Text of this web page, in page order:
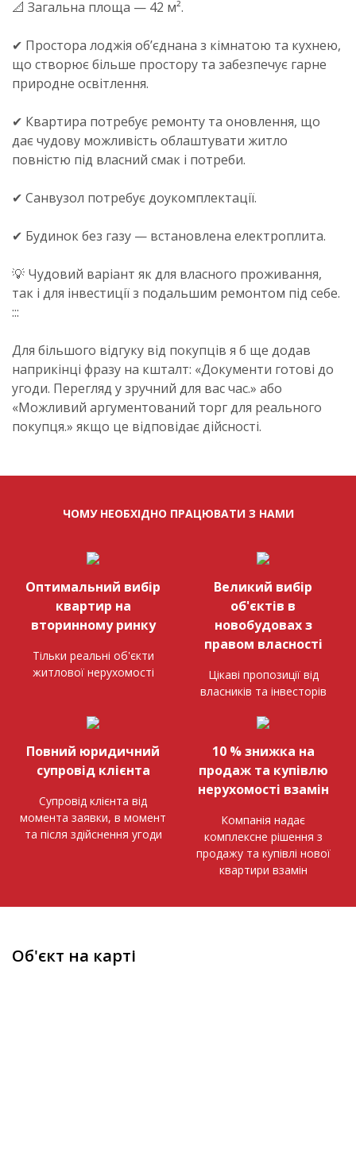
📐 Загальна площа — 42 м².
✔ Простора лоджія об’єднана з кімнатою та кухнею,
що створює більше простору та забезпечує гарне
природне освітлення.
✔ Квартира потребує ремонту та оновлення, що
дає чудову можливість облаштувати житло
повністю під власний смак і потреби.
✔ Санвузол потребує доукомплектації.
✔ Будинок без газу — встановлена електроплита.
💡 Чудовий варіант як для власного проживання,
так і для інвестиції з подальшим ремонтом під себе.
:::
Для більшого відгуку від покупців я б ще додав
наприкінці фразу на кшталт: «Документи готові до
угоди. Перегляд у зручний для вас час.» або
«Можливий аргументований торг для реального
покупця.» якщо це відповідає дійсності.
ЧОМУ НЕОБХІДНО ПРАЦЮВАТИ З НАМИ
Оптимальний вибір
квартир на
вторинному ринку
Тільки реальні об'єкти
житлової нерухомості
Великий вибір
об'єктів в
новобудовах з
правом власності
Цікаві пропозиції від
власників та інвесторів
Повний юридичний
супровід клієнта
Супровід клієнта від
момента заявки, в момент
та після здійснення угоди
10 % знижка на
продаж та купівлю
нерухомості взамін
Компанія надає
комплексне рішення з
продажу та купівлі нової
квартири взамін
Об'єкт на карті